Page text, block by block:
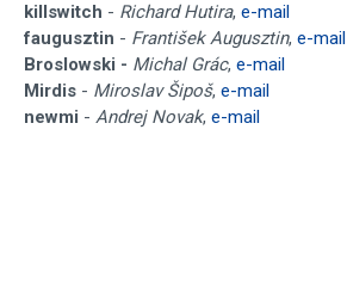
killswitch - Richard Hutira, e-mail
faugusztin - František Augusztin, e-mail
Broslowski - Michal Grác, e-mail
Mirdis - Miroslav Šipoš, e-mail
newmi - Andrej Novak, e-mail